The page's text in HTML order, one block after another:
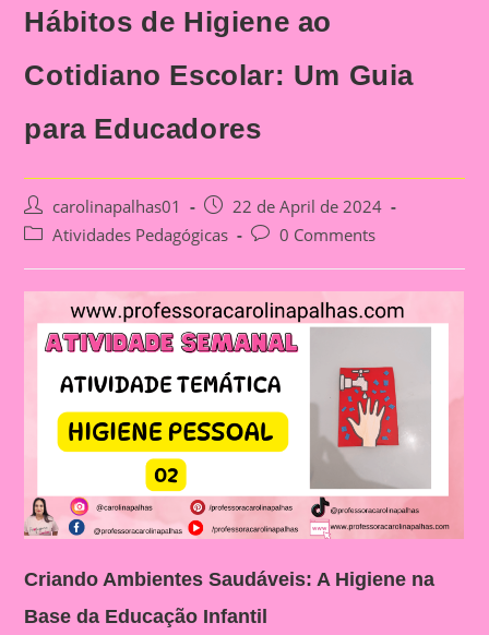
Hábitos de Higiene ao
Cotidiano Escolar: Um Guia
para Educadores
Post
author:
carolinapalhas01
Post
published:
22 de April de 2024
PostAtividades Pedagógicas
Post0 Comments
Criando Ambientes Saudáveis: A Higiene na
Base da Educação Infantil